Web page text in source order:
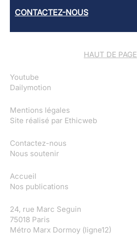
CONTACTEZ-NOUS
HAUT DE PAGE
Youtube
Dailymotion
Mentions légales
Site réalisé par Ethicweb
Contactez-nous
Nous soutenir
Accueil
Nos publications
24, rue Marc Seguin
75018 Paris
Métro Marx Dormoy (ligne12)